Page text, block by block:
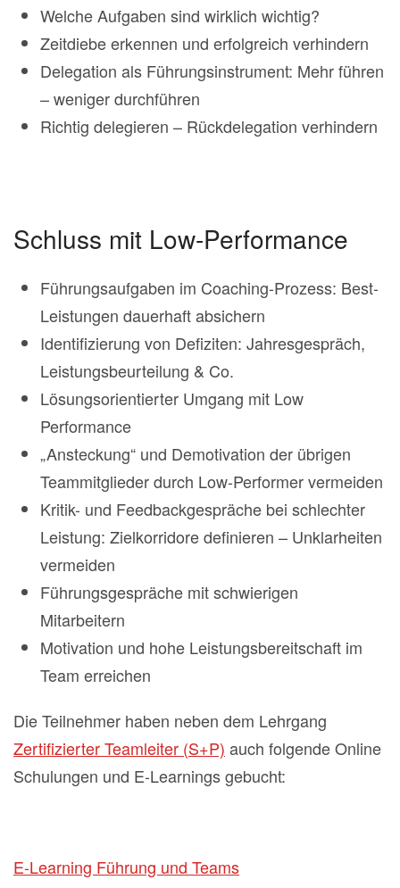
Welche Aufgaben sind wirklich wichtig?
Zeitdiebe erkennen und erfolgreich verhindern
Delegation als Führungsinstrument: Mehr führen
– weniger durchführen
Richtig delegieren – Rückdelegation verhindern
Schluss mit Low-Performance
Führungsaufgaben im Coaching-Prozess: Best-
Leistungen dauerhaft absichern
Identifizierung von Defiziten: Jahresgespräch,
Leistungsbeurteilung & Co.
Lösungsorientierter Umgang mit Low
Performance
„Ansteckung“ und Demotivation der übrigen
Teammitglieder durch Low-Performer vermeiden
Kritik- und Feedbackgespräche bei schlechter
Leistung: Zielkorridore definieren – Unklarheiten
vermeiden
Führungsgespräche mit schwierigen
Mitarbeitern
Motivation und hohe Leistungsbereitschaft im
Team erreichen
Die Teilnehmer haben neben dem Lehrgang
Zertifizierter Teamleiter (S+P) auch folgende Online
Schulungen und E-Learnings gebucht:
E-Learning Führung und Teams